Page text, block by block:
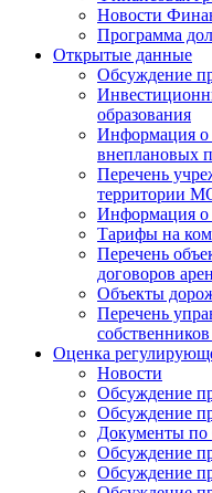
Новости
Программа
Открытые данные
Обсуждение
образования
Информация о
внеплановых
Перечень
территории
Информация о
Тарифы на
Перечень
договоров
Объекты
Перечень
Оценка
Новости
Обсуждение
Обсуждение
Документы
Обсуждение
Обсуждение